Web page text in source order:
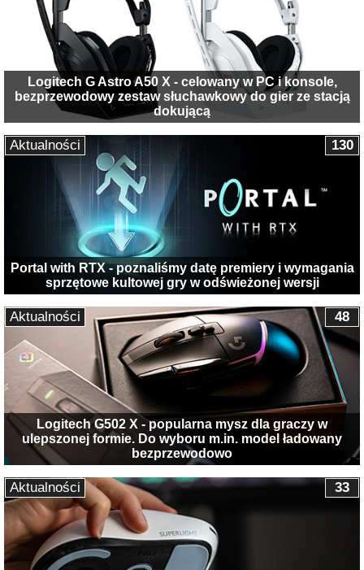
Logitech G Astro A50 X - celowany w PC i konsole,
bezprzewodowy zestaw słuchawkowy do gier ze stacją
dokującą
Portal with RTX - poznaliśmy datę premiery i wymagania
sprzętowe kultowej gry w odświeżonej wersji
130
Aktualności
Logitech G502 X - popularna mysz dla graczy w
ulepszonej formie. Do wyboru m.in. model ładowany
bezprzewodowo
48
Aktualności
33
Aktualności